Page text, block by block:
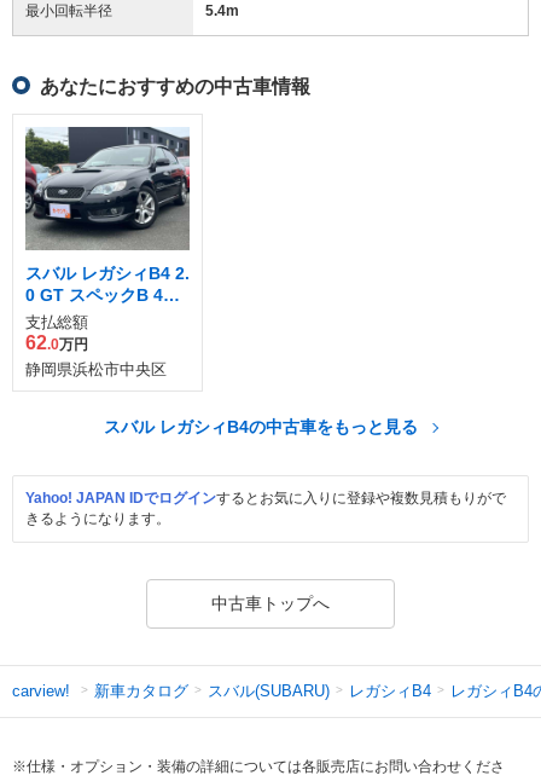
最小回転半径 5.4m
あなたにおすすめの中古車情報
スバル レガシィB4 2.
0 GT スペックB 4W
D
支払総額
62.0万円
静岡県浜松市中央区
スバル レガシィB4の中古車をもっと見る
Yahoo! JAPAN IDでログインするとお気に入りに登録や複数見積もりがで
きるようになります。
中古車トップへ
carview! 新車カタログ スバル(SUBARU) レガシィB4 レガシィB4
※仕様・オプション・装備の詳細については各販売店にお問い合わせくださ